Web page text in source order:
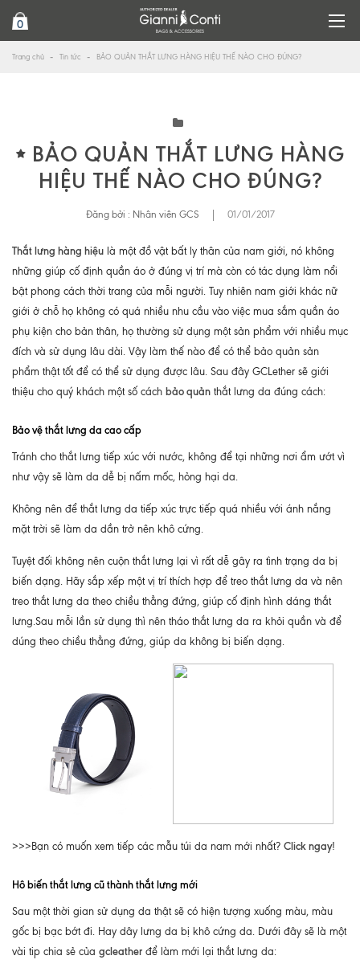
0
Trang chủ Tin tức BẢO QUẢN THẮT LƯNG HÀNG HIỆU THẾ NÀO CHO ĐÚNG?
BẢO QUẢN THẮT LƯNG HÀNG
HIỆU THẾ NÀO CHO ĐÚNG?
Đăng bởi : Nhân viên GCS 01/01/2017
Thắt lưng hàng hiệu là một đồ vật bất ly thân của nam giới, nó không
những giúp cố định quần áo ở đúng vị trí mà còn có tác dụng làm nổi
bật phong cách thời trang của mỗi người. Tuy nhiên nam giới khác nữ
giới ở chỗ họ không có quá nhiều nhu cầu vào việc mua sắm quần áo
phụ kiện cho bản thân, họ thường sử dụng một sản phẩm với nhiều mục
đích và sử dụng lâu dài. Vậy làm thế nào để có thể bảo quản sản
phẩm thật tốt để có thể sử dụng được lâu. Sau đây GCLether sẽ giới
thiệu cho quý khách một số cách bảo quản thắt lưng da đúng cách:
Bảo vệ thắt lưng da cao cấp
Tránh cho thắt lưng tiếp xúc với nước, không để tại những nơi ẩm ướt vì
như vậy sẽ làm da dễ bị nấm mốc, hỏng hại da.
Không nên để thắt lưng da tiếp xúc trực tiếp quá nhiều với ánh nắng
mặt trời sẽ làm da dần trở nên khô cứng.
Tuyệt đối không nên cuộn thắt lưng lại vì rất dễ gây ra tình trạng da bị
biến dạng. Hãy sắp xếp một vị trí thích hợp để treo thắt lưng da và nên
treo thắt lưng da theo chiều thẳng đứng, giúp cố định hình dáng thắt
lưng.Sau mỗi lần sử dụng thì nên tháo thắt lưng da ra khỏi quần và để
dúng theo chiều thẳng đứng, giúp da không bị biến dạng.
>>>Bạn có muốn xem tiếp các mẫu túi da nam mới nhất? Click ngay!
Hô biến thắt lưng cũ thành thắt lưng mới
Sau một thời gian sử dụng da thật sẽ có hiện tượng xuống màu, màu
gốc bị bạc bớt đi. Hay dây lưng da bị khô cứng da. Dưới đây sẽ là một
vài tip chia sẻ của gcleather để làm mới lại thắt lưng da: